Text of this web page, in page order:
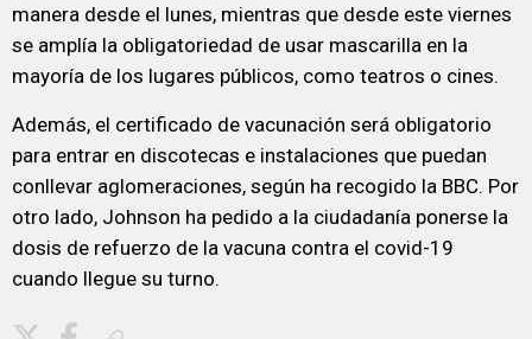
manera desde el lunes, mientras que desde este viernes
se amplía la obligatoriedad de usar mascarilla en la
mayoría de los lugares públicos, como teatros o cines.
Además, el certificado de vacunación será obligatorio
para entrar en discotecas e instalaciones que puedan
conllevar aglomeraciones, según ha recogido la BBC. Por
otro lado, Johnson ha pedido a la ciudadanía ponerse la
dosis de refuerzo de la vacuna contra el covid-19
cuando llegue su turno.